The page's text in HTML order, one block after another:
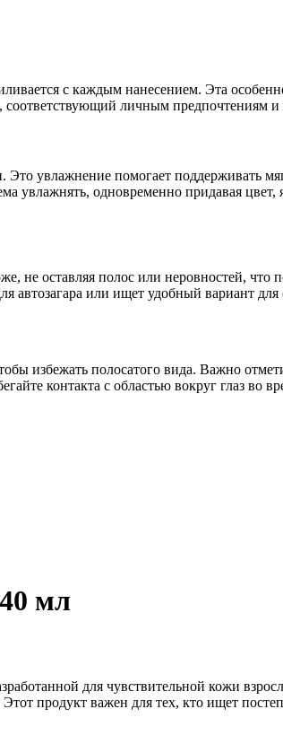
с каждым нанесением. Эта
соответствующий личным предпочтениям и
увлажнение помогает поддерживать
увлажнять, одновременно придавая
не оставляя полос или неровностей, что
автозагара или ищет удобный вариант
избежать полосатого вида. Важно
контакта с областью вокруг глаз во
мл
для чувствительной кожи
продукт важен для тех, кто ищет